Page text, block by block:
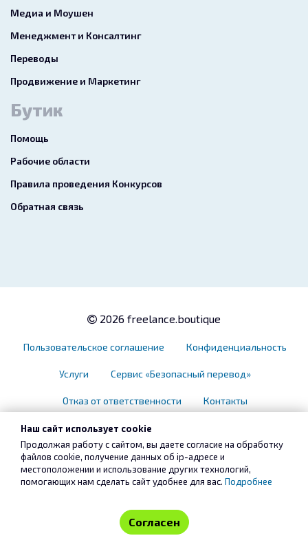
Медиа и Моушен
Менеджмент и Консалтинг
Переводы
Продвижение и Маркетинг
Бутик
Помощь
Рабочие области
Правила проведения Конкурсов
Обратная связь
2026 freelance.boutique
Пользовательское соглашение Конфиденциальность
Услуги Сервис «Безопасный перевод»
Отказ от ответственности Контакты
Наш сайт использует cookie
Продолжая работу с сайтом, вы даете согласие на обработку
файлов cookie, получение данных об ip-адресе и
местоположении и использование других технологий,
помогающих нам сделать сайт удобнее для вас. Подробнее
Согласен